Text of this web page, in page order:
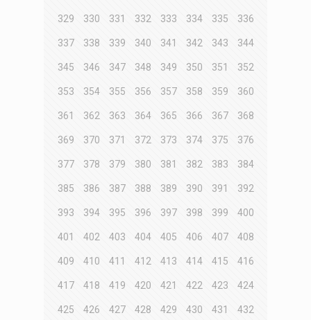
329 330 331 332 333 334 335 336
337 338 339 340 341 342 343 344
345 346 347 348 349 350 351 352
353 354 355 356 357 358 359 360
361 362 363 364 365 366 367 368
369 370 371 372 373 374 375 376
377 378 379 380 381 382 383 384
385 386 387 388 389 390 391 392
393 394 395 396 397 398 399 400
401 402 403 404 405 406 407 408
409 410 411 412 413 414 415 416
417 418 419 420 421 422 423 424
425 426 427 428 429 430 431 432